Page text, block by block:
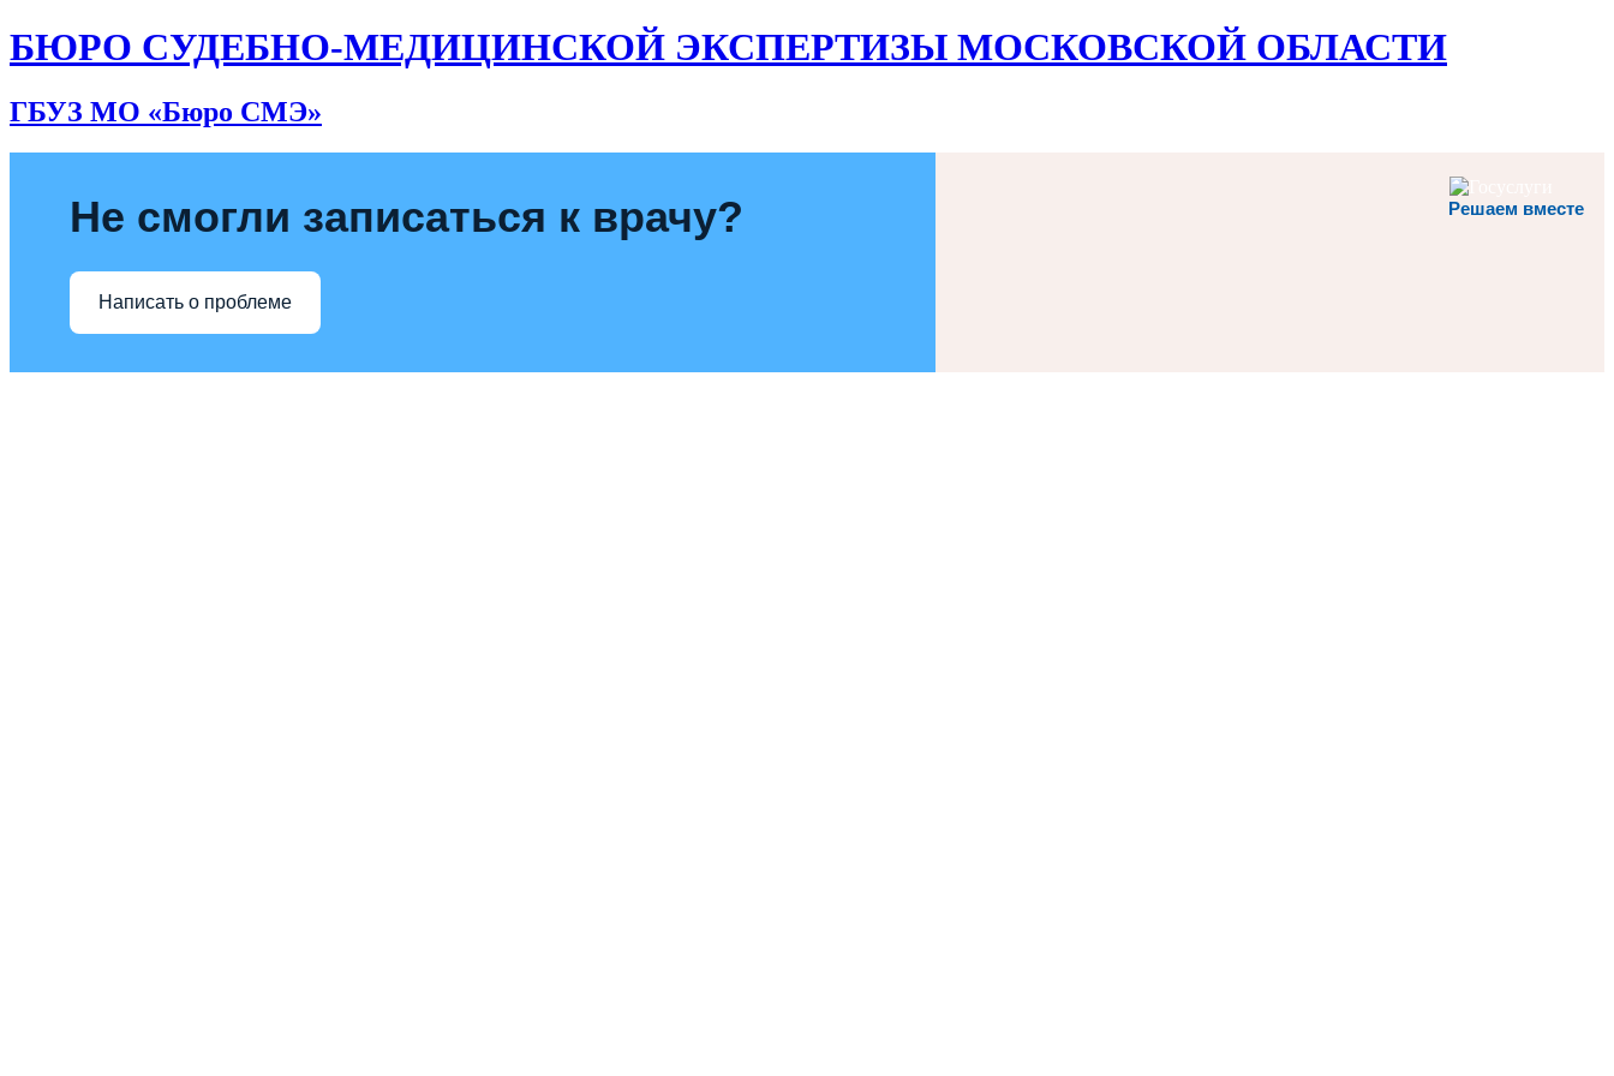
БЮРО СУДЕБНО-МЕДИЦИНСКОЙ ЭКСПЕРТИЗЫ МОСКОВСКОЙ ОБЛАСТИ
ГБУЗ МО «Бюро СМЭ»
Решаем вместе
Не смогли записаться к врачу?
Написать о проблеме